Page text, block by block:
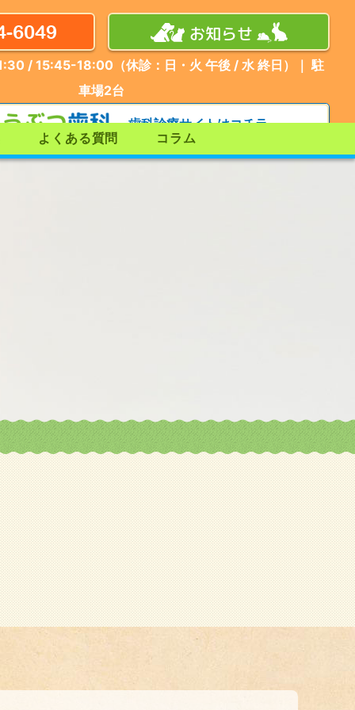
6049 お知らせ
/ 15:45-18:00（休診：日・火 午後 / 水 終日）｜ 駐
車場2台
歯科診療サイトはコチラ
よくある質問 コラム